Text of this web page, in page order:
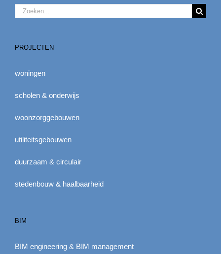
Zoeken
PROJECTEN
woningen
scholen & onderwijs
woonzorggebouwen
utiliteitsgebouwen
duurzaam & circulair
stedenbouw & haalbaarheid
BIM
BIM engineering & BIM management